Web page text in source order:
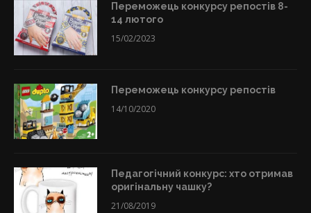
Переможець конкурсу репостів 8-
14 лютого
15/02/2023
Переможець конкурсу репостів
14/10/2020
Педагогічний конкурс: хто отримав
оригінальну чашку?
21/08/2019